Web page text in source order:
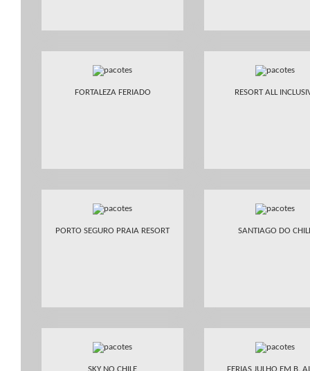
FORTALEZA FERIADO RESORT ALL
PORTO SEGURO PRAIA RESORT SANTIAGO DO
SKY NO CHILE FERIAS JULHO EM B.